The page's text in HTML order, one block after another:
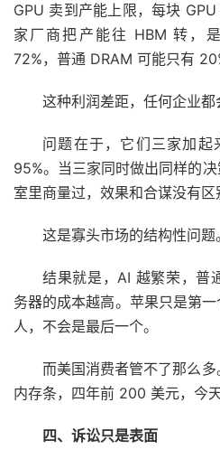
GPU 卖到产能上限，每块
家厂商把产能往 HBM 转，
72%，普通 DRAM 可能只有
这种利润差距，任何企业都
问题在于，它们三家加起
95%。当三家同时做出同样的
室里商量过，效果和合谋没有区
这是寡头市场的结构性问题。
结果就是，AI 越繁荣，普
务器的成本越高。苹果只是第
人，不会是最后一个。
而美国消费者管不了那么
内存条，四年前 200 美元，今
四、诉讼只是表面